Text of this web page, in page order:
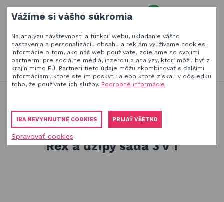
Váš e-mail
Vaše heslo
PŘIHLÁSIT
0
+420777 230 065
PO-PIA 8-18 hod.
Slnečníky a tieniaca technika
Drevené hračky
Stavebnice Qman
HĽADAŤ
Qman Unlimited ideas 4803 T-Rex a džípy sada 3 v 1
Qman Unlimited ideas 4803 T-
Rex a džípy sada 3 v 1
Vážime si vášho súkromia
Na analýzu návštevnosti a funkcií webu, ukladanie vášho
nastavenia a personalizáciu obsahu a reklám využívame cookies.
Informácie o tom, ako náš web používate, zdieľame so svojimi
partnermi pre sociálne médiá, inzerciu a analýzy, ktorí môžu byť z
krajín mimo EÚ. Partneri tieto údaje môžu skombinovať s ďalšími
informáciami, ktoré ste im poskytli alebo ktoré získali v dôsledku
toho, že používate ich služby. Podrobné informácie
IBA NEVYHNUTNÉ COOKIES PRIJAŤ VŠETKO
Spravovať cookies